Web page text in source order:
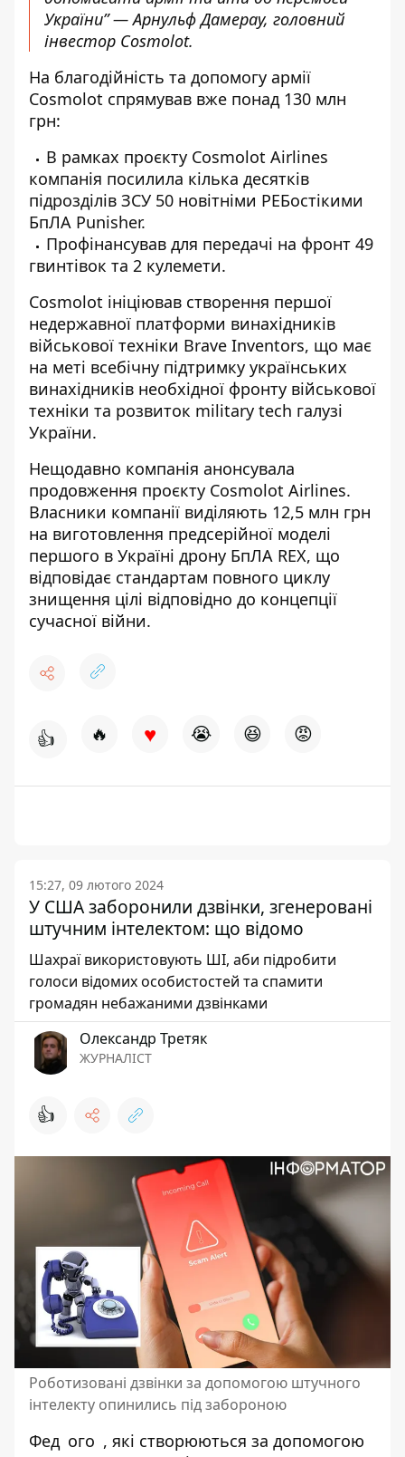
України” — Арнульф Дамерау, головний
інвестор Cosmolot.
На благодійність та допомогу армії
Cosmolot спрямував вже понад 130 млн
грн:
В рамках проєкту Cosmolot Airlines
компанія посилила кілька десятків
підрозділів ЗСУ 50 новітніми РЕБостікими
БпЛА Punisher.
Профінансував для передачі на фронт 49
гвинтівок та 2 кулемети.
Cosmolot ініціював створення першої
недержавної платформи винахідників
військової техніки Brave Inventors, що має
на меті всебічну підтримку українських
винахідників необхідної фронту військової
техніки та розвиток military tech галузі
України.
Нещодавно компанія анонсувала
продовження проєкту Cosmolot Airlines.
Власники компанії виділяють 12,5 млн грн
на виготовлення предсерійної моделі
першого в Україні дрону БпЛА REX, що
відповідає стандартам повного циклу
знищення цілі відповідно до концепції
сучасної війни.
👍 🔥 ♥ 😭 😆 😡
15:27, 09 лютого 2024
У США заборонили дзвінки, згенеровані
штучним інтелектом: що відомо
Шахраї використовують ШІ, аби підробити
голоси відомих особистостей та спамити
громадян небажаними дзвінками
Олександр Третяк
ЖУРНАЛІСТ
👍
Роботизовані дзвінки за допомогою штучного
інтелекту опинились під забороною
Фед ого , які створюються за допомогою